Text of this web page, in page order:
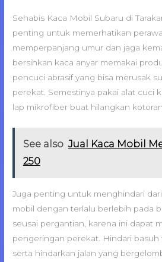
Sehabis Kaca Mobil Subaru di
penting untuk memerhatikan
memperpanjang umur dan jaga
bersihkan kaca anyar memakai
pencuci abrasif yang bisa merusak
perekat. Semestinya pakai alat cuci
lap mikrofiber buat hilangkan
See also Jual Kaca Mobil
250
Juga penting untuk menghindari
mobil dengan terlalu berlebih pada
seusai pergantian, karena ini dapat
pengeringan perekat. Hindari
serta hindarkan jalan yang